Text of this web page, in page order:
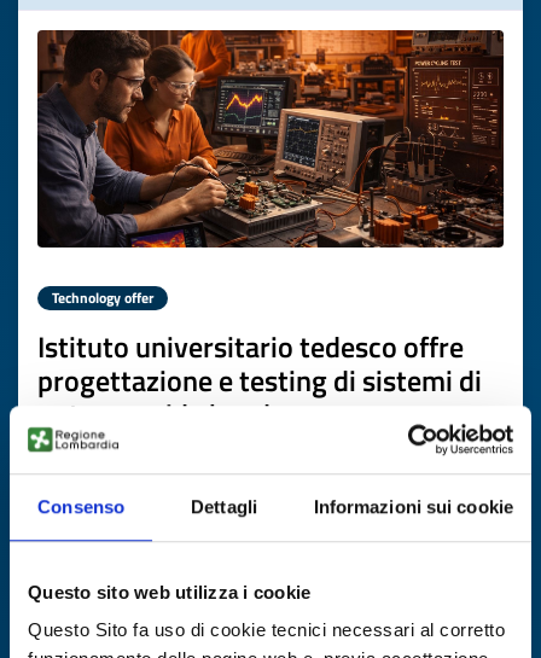
Consenso Dettagli Informazioni sui cookie
Questo sito web utilizza i cookie
Questo Sito fa uso di cookie tecnici necessari al corretto
Technology offer
Istituto universitario tedesco offre
progettazione e testing di sistemi di
potenza wide bandgap
ID: TODE20260310025